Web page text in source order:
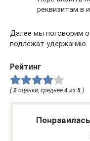
реквизитам в
Далее мы поговорим
подлежат удержанию.
Рейтинг
(2 оценки, среднее 4 из 5 )